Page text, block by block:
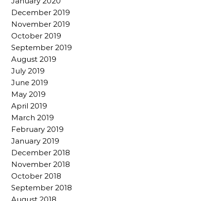
December 2019
November 2019
October 2019
September 2019
August 2019
July 2019
June 2019
May 2019
April 2019
March 2019
February 2019
January 2019
December 2018
November 2018
October 2018
September 2018